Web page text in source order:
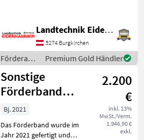
Förderbänder
Landtechnik Eidenhammer GmbH
5274 Burgkirchen
Förderanlagen
/ Pöttinger
Premium Gold Händler
Sonstige
Förderband
2,5m
2.200
€
inkl. 13%
MwSt./Verm.
1.946,90 €
exkl.
Bj. 2021
Das Förderband wurde im
Jahr 2021 gefertigt und